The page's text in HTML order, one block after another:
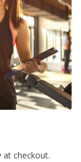
at checkout.